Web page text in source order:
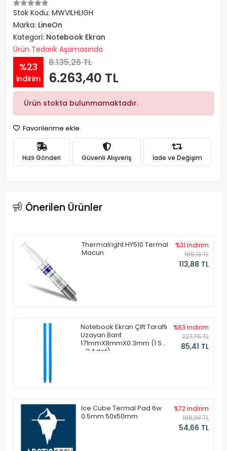
Stok Kodu: MWVILHLIGH
Marka: LineOn
Kategori: Notebook Ekran
Ürün Tedarik Aşamasında
%23
indirim
8.135,26 TL
6.263,40 TL
Ürün stokta bulunmamaktadır.
Favorilerime ekle
Hızlı Gönderi Güvenli Alışveriş İade ve Değişim
Önerilen Ürünler
Thermalright HY510 Termal
Macun
%31 indirim
165,13 TL
113,88 TL
Notebook Ekran Çift Taraflı
Uzayan Bant
171mmX8mmX0.3mm (1 Set
- 2 Adet)
%63 indirim
227,76 TL
85,41 TL
Ice Cube Termal Pad 6w
0.5mm 50x50mm
%72 indirim
198,38 TL
54,66 TL